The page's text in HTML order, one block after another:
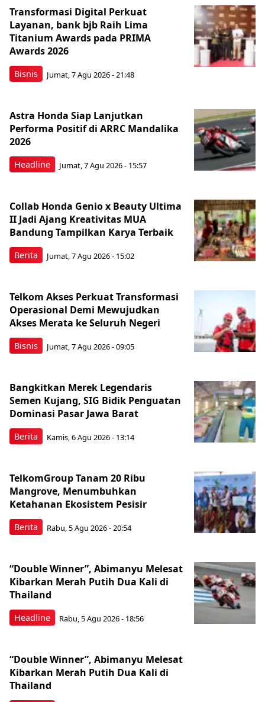
Bisnis
Transformasi Digital Perkuat
Layanan, bank bjb Raih Lima
Titanium Awards pada PRIMA
Awards 2026
Jumat, 7 Agu 2026 - 21:48
Headline
Astra Honda Siap Lanjutkan
Performa Positif di ARRC Mandalika
2026
Jumat, 7 Agu 2026 - 15:57
Berita
Collab Honda Genio x Beauty Ultima
II Jadi Ajang Kreativitas MUA
Bandung Tampilkan Karya Terbaik
Jumat, 7 Agu 2026 - 15:02
Bisnis
Telkom Akses Perkuat Transformasi
Operasional Demi Mewujudkan
Akses Merata ke Seluruh Negeri
Jumat, 7 Agu 2026 - 09:05
Berita
Bangkitkan Merek Legendaris
Semen Kujang, SIG Bidik Penguatan
Dominasi Pasar Jawa Barat
Kamis, 6 Agu 2026 - 13:14
Berita
TelkomGroup Tanam 20 Ribu
Mangrove, Menumbuhkan
Ketahanan Ekosistem Pesisir
Rabu, 5 Agu 2026 - 20:54
Headline
“Double Winner”, Abimanyu Melesat
Kibarkan Merah Putih Dua Kali di
Thailand
Rabu, 5 Agu 2026 - 18:56
“Double Winner”, Abimanyu Melesat
Kibarkan Merah Putih Dua Kali di
Thailand